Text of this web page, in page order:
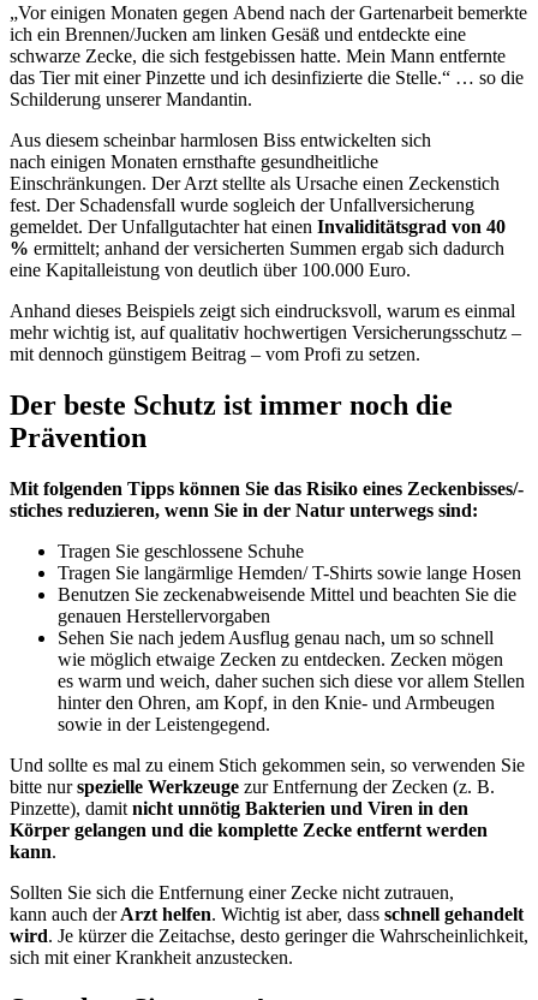
„Vor einigen Monaten gegen Abend nach der Gartenarbeit bemerkte
ich ein Brennen/Jucken am linken Gesäß und entdeckte eine
schwarze Zecke, die sich festgebissen hatte. Mein Mann entfernte
das Tier mit einer Pinzette und ich desinfizierte die Stelle.“ … so die
Schilderung unserer Mandantin.
Aus diesem scheinbar harmlosen Biss entwickelten sich
nach einigen Monaten ernsthafte gesundheitliche
Einschränkungen. Der Arzt stellte als Ursache einen Zeckenstich
fest. Der Schadensfall wurde sogleich der Unfallversicherung
gemeldet. Der Unfallgutachter hat einen Invaliditätsgrad von 40
% ermittelt; anhand der versicherten Summen ergab sich dadurch
eine Kapitalleistung von deutlich über 100.000 Euro.
Anhand dieses Beispiels zeigt sich eindrucksvoll, warum es einmal
mehr wichtig ist, auf qualitativ hochwertigen Versicherungsschutz –
mit dennoch günstigem Beitrag – vom Profi zu setzen.
Der beste Schutz ist immer noch die
Prävention
Mit folgenden Tipps können Sie das Risiko eines Zeckenbisses/-
stiches reduzieren, wenn Sie in der Natur unterwegs sind:
Tragen Sie geschlossene Schuhe
Tragen Sie langärmlige Hemden/ T-Shirts sowie lange Hosen
Benutzen Sie zeckenabweisende Mittel und beachten Sie die
genauen Herstellervorgaben
Sehen Sie nach jedem Ausflug genau nach, um so schnell
wie möglich etwaige Zecken zu entdecken. Zecken mögen
es warm und weich, daher suchen sich diese vor allem Stellen
hinter den Ohren, am Kopf, in den Knie- und Armbeugen
sowie in der Leistengegend.
Und sollte es mal zu einem Stich gekommen sein, so verwenden Sie
bitte nurspezielle Werkzeuge zur Entfernung der Zecken (z. B.
Pinzette), damit nicht unnötig Bakterien und Viren in den
Körper gelangen und die komplette Zecke entfernt werden
kann.
Sollten Sie sich die Entfernung einer Zecke nicht zutrauen,
kann auch derArzt helfen. Wichtig ist aber, dass schnell gehandelt
wird. Je kürzer die Zeitachse, desto geringer die Wahrscheinlichkeit,
sich mit einer Krankheit anzustecken.